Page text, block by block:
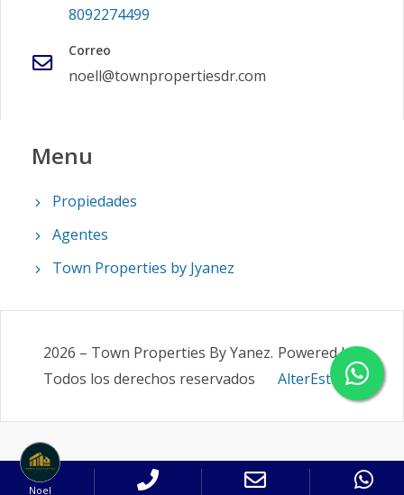
Noel
8092274499
Correo
noell@townpropertiesdr.com
Menu
Propiedades
Agentes
Town Properties by Jyanez
2026 – Town Properties By Yanez.
Todos los derechos reservados
Powered by
AlterEstate